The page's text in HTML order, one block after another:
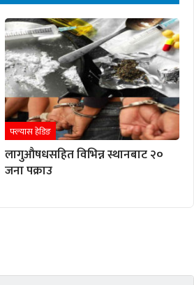
फ्ल्यास हेडिङ
लागुऔषधसहित विभिन्न स्थानबाट २०
जना पक्राउ